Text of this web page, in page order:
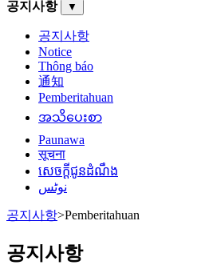
공지사항 ▼
공지사항
Notice
Thông báo
通知
Pemberitahuan
အသိပေးစာ
Paunawa
सूचना
សេចក្តីជូនដំណឹង
نوٹس
공지사항>Pemberitahuan
공지사항